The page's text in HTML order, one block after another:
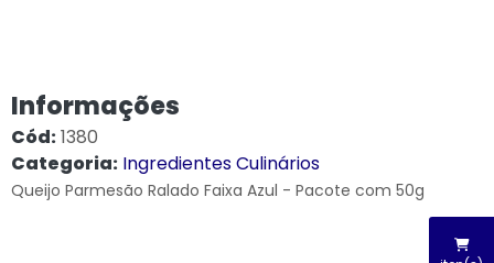
Informações
Cód:1380
Categoria: Ingredientes Culinários
Queijo Parmesão Ralado Faixa Azul - Pacote com 50g